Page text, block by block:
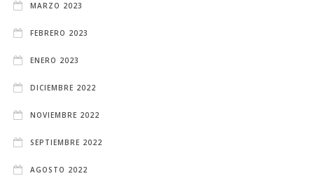
MARZO 2023
FEBRERO 2023
ENERO 2023
DICIEMBRE 2022
NOVIEMBRE 2022
SEPTIEMBRE 2022
AGOSTO 2022